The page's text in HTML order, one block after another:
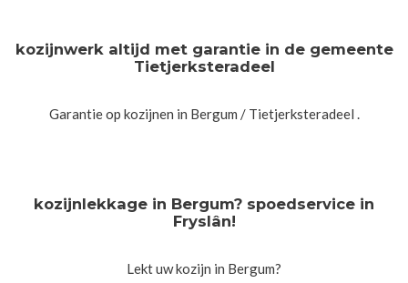
kozijnwerk altijd met garantie in de gemeente
Tietjerksteradeel
Garantie op kozijnen in Bergum / Tietjerksteradeel .
kozijnlekkage in Bergum? spoedservice in
Fryslân!
Lekt uw kozijn in Bergum?